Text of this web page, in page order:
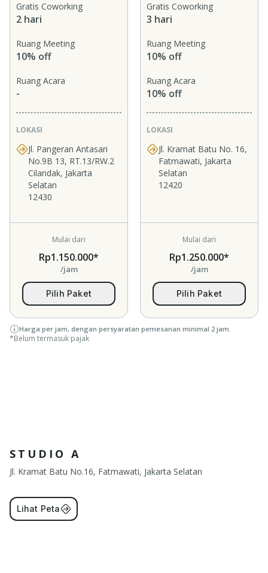
Gratis Coworking
2 hari
Ruang Meeting
10% off
Ruang Acara
-
LOKASI
Jl. Pangeran Antasari
No.9B 13, RT.13/RW.2
Cilandak, Jakarta
Selatan
12430
Mulai dari
Rp1.150.000*
/jam
Pilih Paket
Gratis Coworking
3 hari
Ruang Meeting
10% off
Ruang Acara
10% off
LOKASI
Jl. Kramat Batu No. 16,
Fatmawati, Jakarta
Selatan
12420
Mulai dari
Rp1.250.000*
/jam
Pilih Paket
Harga per jam, dengan persyaratan pemesanan minimal 2 jam.
*Belum termasuk pajak
STUDIO A
Jl. Kramat Batu No.16, Fatmawati, Jakarta Selatan
Lihat Peta